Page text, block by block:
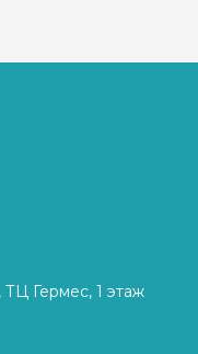
Украина
ТЦ Гермес, 1 этаж